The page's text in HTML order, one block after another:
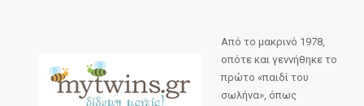
Από το μακρινό 1978,
οπότε και γεννήθηκε το
πρώτο «παιδί του
σωλήνα», όπως